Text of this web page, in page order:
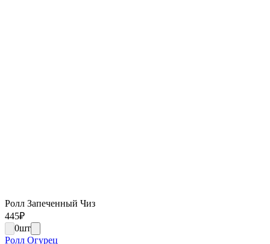
Ролл Запеченный Чиз
445₽
0шт
Ролл Огурец